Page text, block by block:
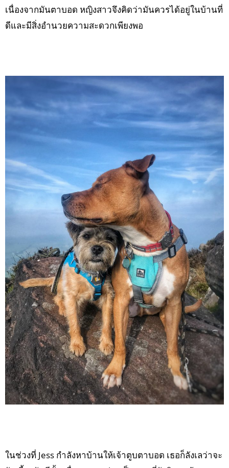
เนื่องจากมันตาบอด หญิงสาวจึงคิดว่ามันควรได้อยู่ในบ้านที่
ดีและมีสิ่งอำนวยความสะดวกเพียงพอ
ในช่วงที่ Jess กำลังหาบ้านให้เจ้าตูบตาบอด เธอก็ลังเลว่าจะ